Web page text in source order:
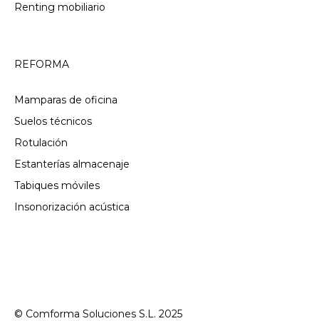
Renting mobiliario
REFORMA
Mamparas de oficina
Suelos técnicos
Rotulación
Estanterías almacenaje
Tabiques móviles
Insonorización acústica
© Comforma Soluciones S.L. 2025